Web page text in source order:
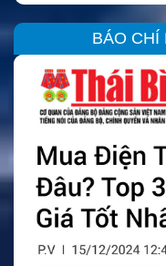
BÁO CHÍ